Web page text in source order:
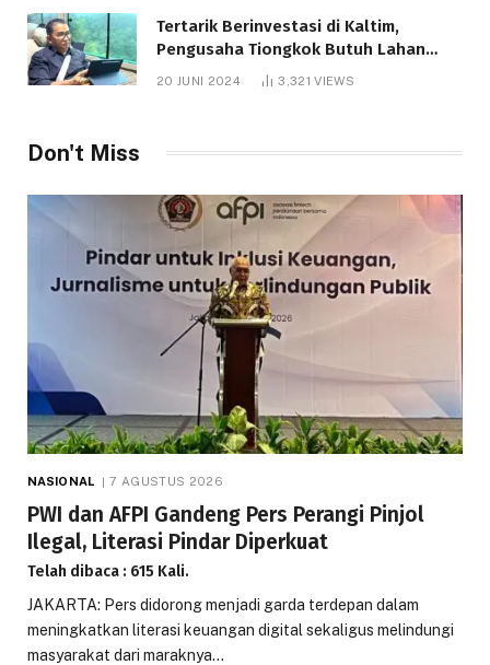
Tertarik Berinvestasi di Kaltim,
Pengusaha Tiongkok Butuh Lahan
1.000 Hektare
20 JUNI 2024 3,321VIEWS
Don't Miss
NASIONAL 7 AGUSTUS 2026
PWI dan AFPI Gandeng Pers Perangi Pinjol
Ilegal, Literasi Pindar Diperkuat
Telah dibaca : 615 Kali.
JAKARTA: Pers didorong menjadi garda terdepan dalam
meningkatkan literasi keuangan digital sekaligus melindungi
masyarakat dari maraknya…